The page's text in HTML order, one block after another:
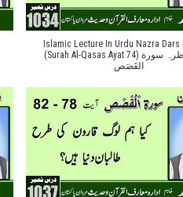
Islamic Lecture In Urdu Nazra Dars
(Surah Al-Qasas Ayat 74) درس ناظرہ سورة
القَصَص